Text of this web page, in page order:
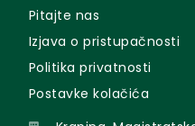
Pitajte nas
Izjava o pristupačnosti
Politika privatnosti
Postavke kolačića